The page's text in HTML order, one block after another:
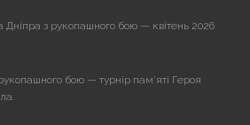
Дніпра з рукопашного бою — квітень 2026
бою — турнір пам’яті Героя